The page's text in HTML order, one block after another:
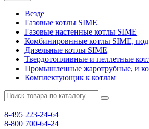
Везде
Газовые котлы SIME
Газовые настенные котлы SIME
Комбинировнные котлы SIME, под
Дизельные котлы SIME
Твердотопливные и пеллетные
Промышленные жаротрубные, и
Комплектующик к котлам
8-495 223-24-64
8-800 700-64-24